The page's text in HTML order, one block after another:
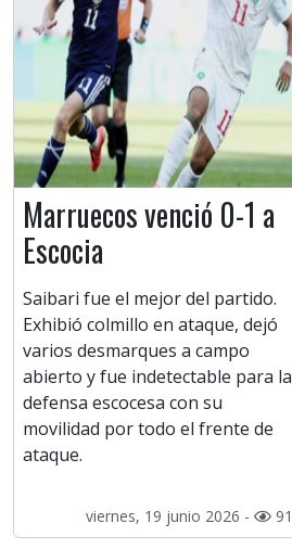
Marruecos venció 0-1 a
Escocia
Saibari fue el mejor del partido.
Exhibió colmillo en ataque, dejó
varios desmarques a campo
abierto y fue indetectable para la
defensa escocesa con su
movilidad por todo el frente de
ataque.
viernes, 19 junio 2026 - 91